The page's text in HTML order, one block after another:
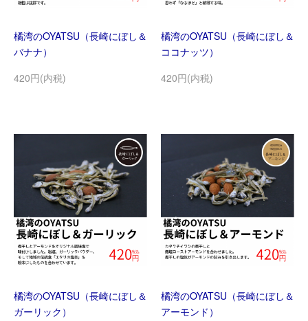
橘湾のOYATSU（長崎にぼし＆
バナナ）
420円(内税)
橘湾のOYATSU（長崎にぼし＆
ココナッツ）
420円(内税)
橘湾のOYATSU（長崎にぼし＆
ガーリック）
橘湾のOYATSU（長崎にぼし＆
アーモンド）